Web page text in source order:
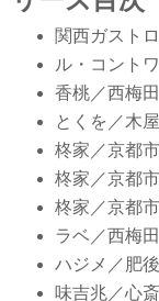
関西ガスト
ル・コント
香桃／西梅田
とくを／木
柊家／京都
柊家／京都
柊家／京都
ラベ／西梅田
ハジメ／肥
味吉兆／心